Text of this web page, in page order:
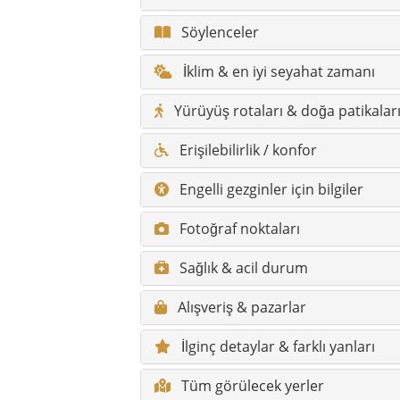
Sağlık & acil durum
Alışveriş & pazarlar
İlginç detaylar & farklı yanları
Tüm görülecek yerler
Tüm gizli cennetler
Gönen hakkında sık sorulan
Ana yerleşimler kısa
Mahalleler kısa açıklamalarla